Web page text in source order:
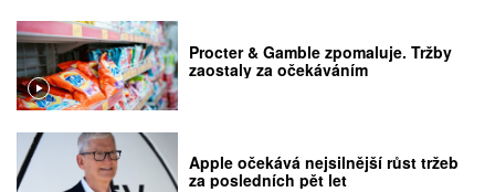
Procter & Gamble zpomaluje. Tržby
zaostaly za očekáváním
Apple očekává nejsilnější růst tržeb
za posledních pět let